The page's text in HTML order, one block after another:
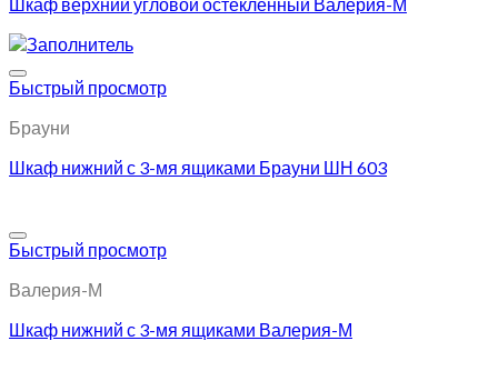
Шкаф верхний угловой остекленный Валерия-М
Быстрый просмотр
Брауни
Шкаф нижний с 3-мя ящиками Брауни ШН 603
Быстрый просмотр
Валерия-М
Шкаф нижний с 3-мя ящиками Валерия-М